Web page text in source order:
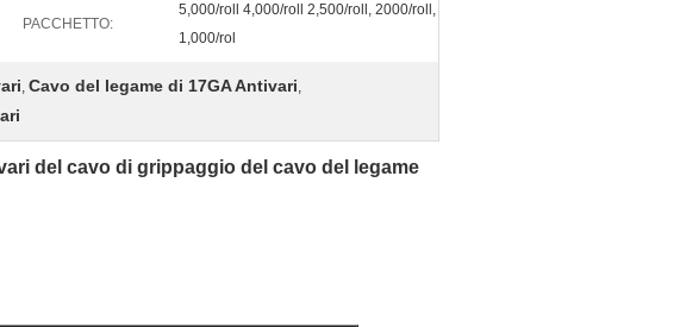
PACCHETTO:
5,000/roll 4,000/roll 2,500/roll, 2000/roll,
1,000/rol
, Cavo del legame di 17GA Antivari,
del cavo di grippaggio del cavo del legame